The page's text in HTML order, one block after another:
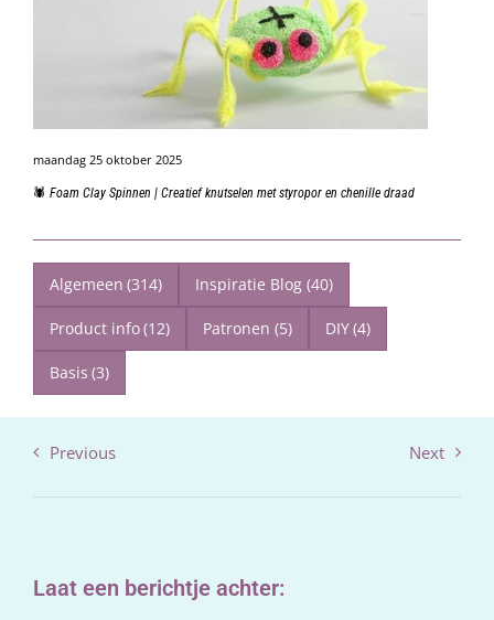
maandag 25 oktober 2025
🕷️ Foam Clay Spinnen | Creatief knutselen met styropor en chenille draad
Algemeen (314) Inspiratie Blog (40)
Product info(12) Patronen (5) DIY(4)
Basis (3)
Previous Next
Laat een berichtje achter: